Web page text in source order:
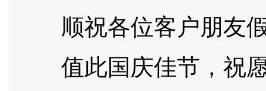
顺祝各位客户朋友假
值此国庆佳节，祝愿